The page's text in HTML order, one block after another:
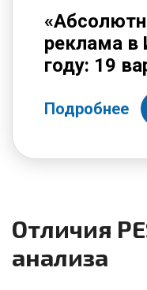
реклама в
году: 19
Подробнее
Отличия
анализа